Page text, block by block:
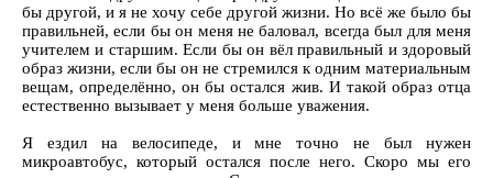
бы другой, и я не хочу себе другой жизни. Но всё же было бы
правильней, если бы он меня не баловал, всегда был для меня
учителем и старшим. Если бы он вёл правильный и здоровый
образ жизни, если бы он не стремился к одним материальным
вещам, определённо, он бы остался жив. И такой образ отца
естественно вызывает у меня больше уважения.
Я ездил на велосипеде, и мне точно не был нужен
микроавтобус, который остался после него. Скоро мы его